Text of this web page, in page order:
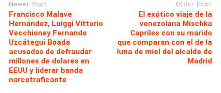
Newer Post
Francisco Malave
Hernández, Luiggi Vittorio
Vecchioney Fernando
Uzcátegui Boada
acusados de defraudar
millones de dolares en
EEUU y liderar banda
narcotraficante
Older Post
El exótico viaje de la
venezolana Mischka
Capriles con su marido
que comparan con el de la
luna de miel del alcalde de
Madrid